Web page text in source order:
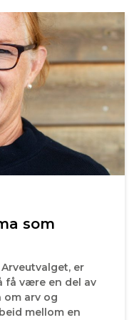
som
er
få være en del av
om arv og
mellom en